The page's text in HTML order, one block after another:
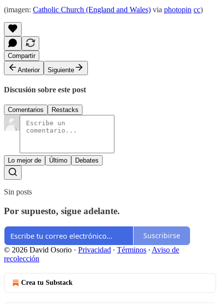
(imagen: Catholic Church (England and Wales) via photopin cc)
Compartir
Anterior
Siguiente
Discusión sobre este post
Comentarios Restacks
Lo mejor de Último Debates
Sin posts
Por supuesto, sigue adelante.
Suscribirse
© 2026 David Osorio · Privacidad ∙ Términos ∙ Aviso de
recolección
Crea tu Substack